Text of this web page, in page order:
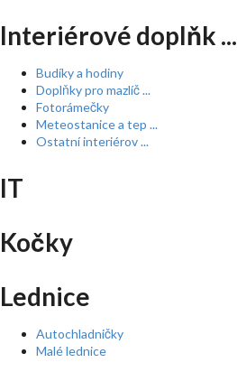
Interiérové doplňk ...
Budíky a hodiny
Doplňky pro mazlíč ...
Fotorámečky
Meteostanice a tep ...
Ostatní interiérov ...
IT
Kočky
Lednice
Autochladničky
Malé lednice